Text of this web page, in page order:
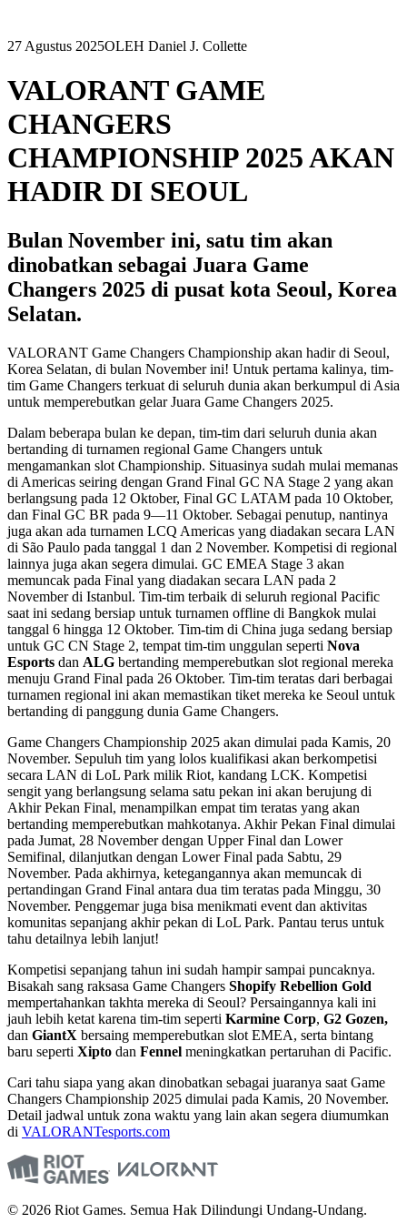
27 Agustus 2025OLEH Daniel J. Collette
VALORANT GAME
CHANGERS
CHAMPIONSHIP 2025 AKAN
HADIR DI SEOUL
Bulan November ini, satu tim akan
dinobatkan sebagai Juara Game
Changers 2025 di pusat kota Seoul, Korea
Selatan.
VALORANT Game Changers Championship akan hadir di Seoul,
Korea Selatan, di bulan November ini! Untuk pertama kalinya, tim-
tim Game Changers terkuat di seluruh dunia akan berkumpul di Asia
untuk memperebutkan gelar Juara Game Changers 2025.
Dalam beberapa bulan ke depan, tim-tim dari seluruh dunia akan
bertanding di turnamen regional Game Changers untuk
mengamankan slot Championship. Situasinya sudah mulai memanas
di Americas seiring dengan Grand Final GC NA Stage 2 yang akan
berlangsung pada 12 Oktober, Final GC LATAM pada 10 Oktober,
dan Final GC BR pada 9—11 Oktober. Sebagai penutup, nantinya
juga akan ada turnamen LCQ Americas yang diadakan secara LAN
di São Paulo pada tanggal 1 dan 2 November. Kompetisi di regional
lainnya juga akan segera dimulai. GC EMEA Stage 3 akan
memuncak pada Final yang diadakan secara LAN pada 2
November di Istanbul. Tim-tim terbaik di seluruh regional Pacific
saat ini sedang bersiap untuk turnamen offline di Bangkok mulai
tanggal 6 hingga 12 Oktober. Tim-tim di China juga sedang bersiap
untuk GC CN Stage 2, tempat tim-tim unggulan seperti Nova
Esports dan ALG bertanding memperebutkan slot regional mereka
menuju Grand Final pada 26 Oktober. Tim-tim teratas dari berbagai
turnamen regional ini akan memastikan tiket mereka ke Seoul untuk
bertanding di panggung dunia Game Changers.
Game Changers Championship 2025 akan dimulai pada Kamis, 20
November. Sepuluh tim yang lolos kualifikasi akan berkompetisi
secara LAN di LoL Park milik Riot, kandang LCK. Kompetisi
sengit yang berlangsung selama satu pekan ini akan berujung di
Akhir Pekan Final, menampilkan empat tim teratas yang akan
bertanding memperebutkan mahkotanya. Akhir Pekan Final dimulai
pada Jumat, 28 November dengan Upper Final dan Lower
Semifinal, dilanjutkan dengan Lower Final pada Sabtu, 29
November. Pada akhirnya, ketegangannya akan memuncak di
pertandingan Grand Final antara dua tim teratas pada Minggu, 30
November. Penggemar juga bisa menikmati event dan aktivitas
komunitas sepanjang akhir pekan di LoL Park. Pantau terus untuk
tahu detailnya lebih lanjut!
Kompetisi sepanjang tahun ini sudah hampir sampai puncaknya.
Bisakah sang raksasa Game Changers Shopify Rebellion Gold
mempertahankan takhta mereka di Seoul? Persaingannya kali ini
jauh lebih ketat karena tim-tim seperti Karmine Corp, G2 Gozen,
dan GiantX bersaing memperebutkan slot EMEA, serta bintang
baru seperti Xipto dan Fennel meningkatkan pertaruhan di Pacific.
Cari tahu siapa yang akan dinobatkan sebagai juaranya saat Game
Changers Championship 2025 dimulai pada Kamis, 20 November.
Detail jadwal untuk zona waktu yang lain akan segera diumumkan
di VALORANTesports.com
© 2026 Riot Games. Semua Hak Dilindungi Undang-Undang.